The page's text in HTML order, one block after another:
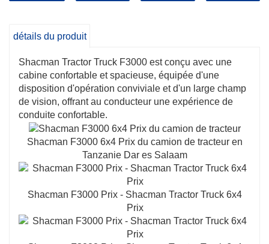
détails du produit
Shacman Tractor Truck F3000 est conçu avec une
cabine confortable et spacieuse, équipée d'une
disposition d'opération conviviale et d'un large champ
de vision, offrant au conducteur une expérience de
conduite confortable.
Shacman F3000 6x4 Prix du camion de tracteur en
Tanzanie Dar es Salaam
Shacman F3000 Prix - Shacman Tractor Truck 6x4
Prix